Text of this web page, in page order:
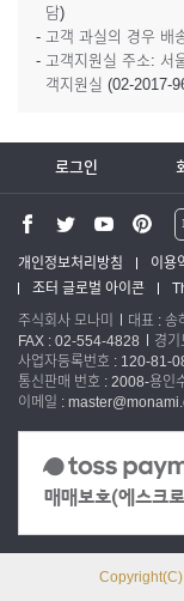
담)
- 고객 과실의 경우 배
- 고객지원실 주소: 서
객지원실 (02-2017-
로그인
개인정보처리방침 이용
조터 글로벌 아이콘
주식회사 모나미
대표 : 송
FAX : 02-554-4828
경
사업자등록번호 : 120-81-
통신판매 번호 : 2008-용인
이메일 :